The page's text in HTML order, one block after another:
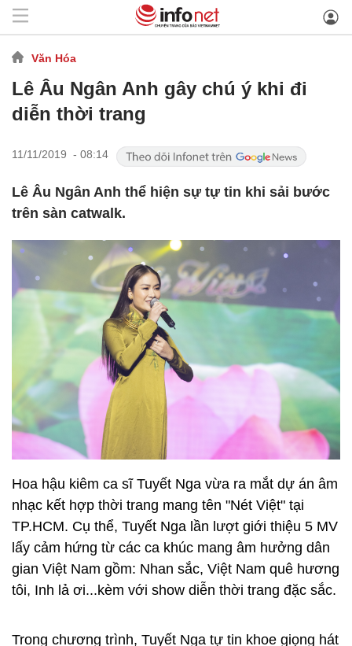
Văn Hóa
Lê Âu Ngân Anh gây chú ý khi đi
diễn thời trang
11/11/2019 - 08:14
Lê Âu Ngân Anh thể hiện sự tự tin khi sải bước
trên sàn catwalk.
Hoa hậu kiêm ca sĩ Tuyết Nga vừa ra mắt dự án âm
nhạc kết hợp thời trang mang tên "Nét Việt" tại
TP.HCM. Cụ thể, Tuyết Nga lần lượt giới thiệu 5 MV
lấy cảm hứng từ các ca khúc mang âm hưởng dân
gian Việt Nam gồm: Nhan sắc, Việt Nam quê hương
tôi, Inh lả ơi...kèm với show diễn thời trang đặc sắc.
Trong chương trình, Tuyết Nga tự tin khoe giọng hát